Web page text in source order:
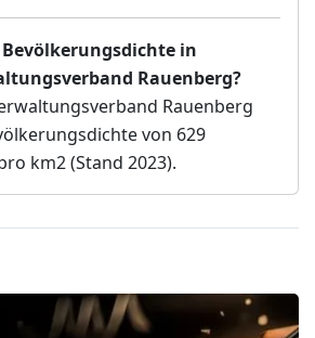
in
Rauenberg?
Rauenberg
von 629
km2 (Stand 2023).